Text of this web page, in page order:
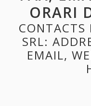
ORARI
CONTACTS
SRL:
EMAIL,